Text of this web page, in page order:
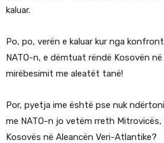
kaluar.
Po, po, verën e kaluar kur nga
NATO-n, e dëmtuat rëndë Kosovën
mirëbesimit me aleatët tanë!
Por, pyetja ime është pse nuk
me NATO-n jo vetëm rreth
Kosovës në Aleancën Veri-Atlantike?